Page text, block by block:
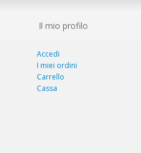
Il mio profilo
Accedi
I miei ordini
Carrello
Cassa